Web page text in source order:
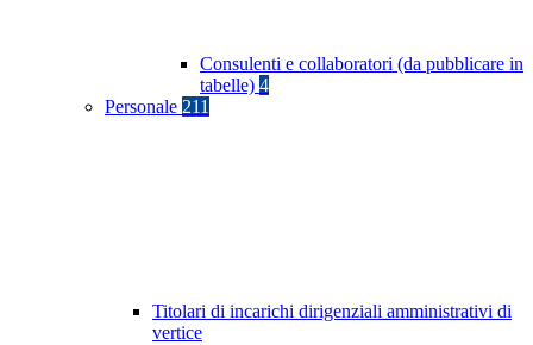
Consulenti e collaboratori (da pubblicare in
tabelle) 4
Personale 211
Titolari di incarichi dirigenziali amministrativi di
vertice